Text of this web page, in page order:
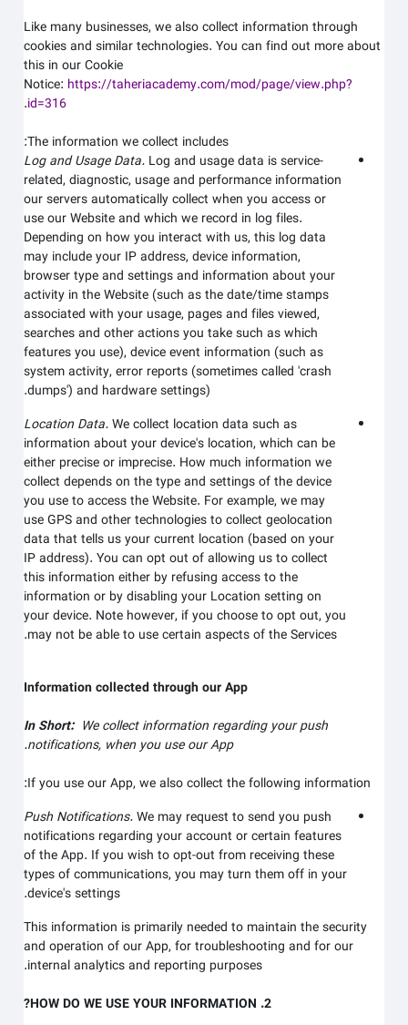
Like many businesses, we also collect information through
cookies and similar technologies. You can find out more about
this in our Cookie
Notice:https://taheriacademy.com/mod/page/view.php?
id=316
.
The information we collect includes:
Log and Usage Data.Log and usage data is service-
related, diagnostic, usage and performance information
our servers automatically collect when you access or
use ourWebsiteand which we record in log files.
Depending on how you interact with us, this log data
may include your IP address, device information,
browser type and settings and information about your
activity in theWebsite(such as the date/time stamps
associated with your usage, pages and files viewed,
searches and other actions you take such as which
features you use), device event information (such as
system activity, error reports (sometimes called 'crash
dumps') and hardware settings).
Location Data.We collect location data such as
information about your device's location, which can be
either precise or imprecise. How much information we
collect depends on the type and settings of the device
you use to access theWebsite. For example, we may
use GPS and other technologies to collect geolocation
data that tells us your current location (based on your
IP address). You can opt out of allowing us to collect
this information either by refusing access to the
information or by disabling your Location setting on
your device. Note however, if you choose to opt out, you
may not be able to use certain aspects of the Services.
Information collected through our App
In Short:We collect information regarding yourpush
notifications,when you use our App.
If you use our App, we also collect the following information:
Push Notifications.We may request to send you push
notifications regarding your account or certain features
of the App. If you wish to opt-out from receiving these
types of communications, you may turn them off in your
device's settings.
This information is primarily needed to maintain the security
and operation of our App, for troubleshooting and for our
internal analytics and reporting purposes.